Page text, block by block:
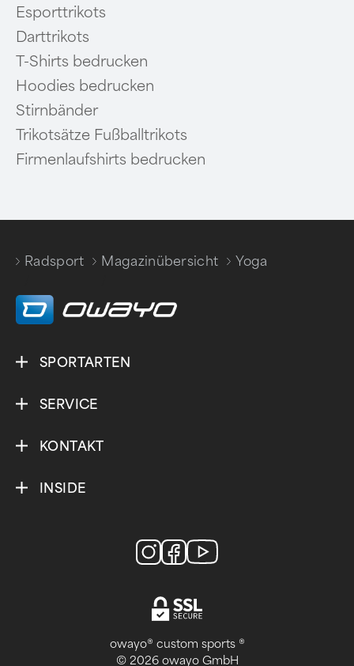
Esporttrikots
Darttrikots
T-Shirts bedrucken
Hoodies bedrucken
Stirnbänder
Trikotsätze Fußballtrikots
Firmenlaufshirts bedrucken
Radsport
Magazinübersicht
Yoga
SPORTARTEN
SERVICE
KONTAKT
INSIDE
owayo® custom sports ®
© 2026 owayo GmbH